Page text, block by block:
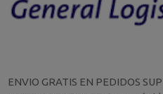
ENVIO GRATIS EN PEDIDOS